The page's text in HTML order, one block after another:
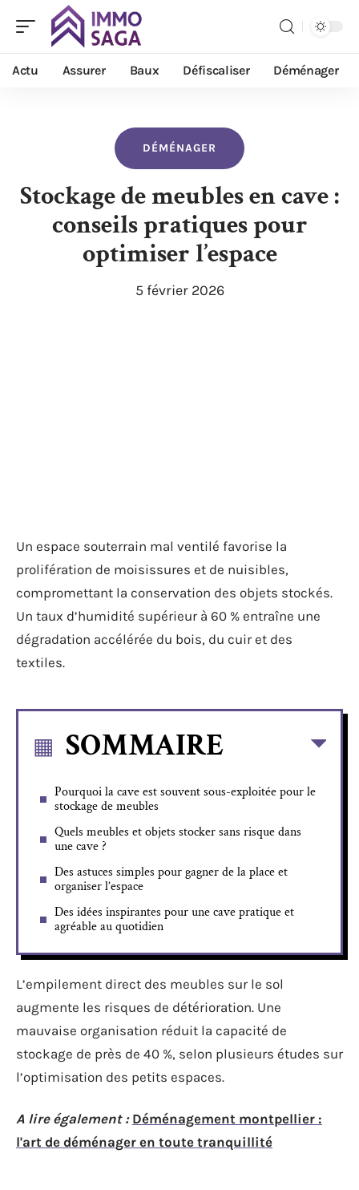
Actu Assurer Baux Défiscaliser Déménager
DÉMÉNAGER
Stockage de meubles en cave :
conseils pratiques pour
optimiser l’espace
5 février 2026
Un espace souterrain mal ventilé favorise la
prolifération de moisissures et de nuisibles,
compromettant la conservation des objets stockés.
Un taux d’humidité supérieur à 60 % entraîne une
dégradation accélérée du bois, du cuir et des
textiles.
SOMMAIRE
Pourquoi la cave est souvent sous-exploitée pour le
stockage de meubles
Quels meubles et objets stocker sans risque dans
une cave ?
Des astuces simples pour gagner de la place et
organiser l’espace
Des idées inspirantes pour une cave pratique et
agréable au quotidien
L’empilement direct des meubles sur le sol
augmente les risques de détérioration. Une
mauvaise organisation réduit la capacité de
stockage de près de 40 %, selon plusieurs études sur
l’optimisation des petits espaces.
A lire également : Déménagement montpellier :
l'art de déménager en toute tranquillité